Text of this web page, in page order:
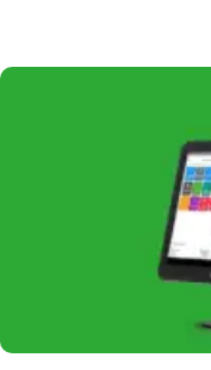
a otevřely si Vingl
se zrodila ve chvíli,
osmihodinové